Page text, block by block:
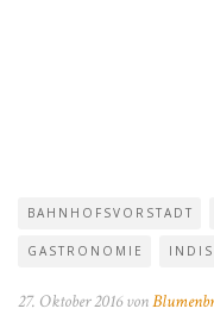
BAHNHOFSVORSTADT
GASTRONOMIE
27. Oktober 2016 von